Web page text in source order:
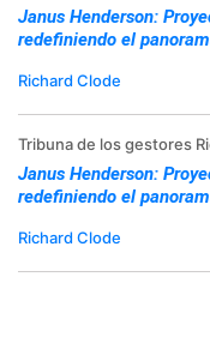
Janus Henderson:
redefiniendo el
Richard Clode
Tribuna de los gestores
Janus Henderson:
redefiniendo el
Richard Clode